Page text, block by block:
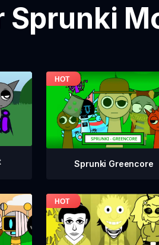
Sprunki
Sprunki Greencore